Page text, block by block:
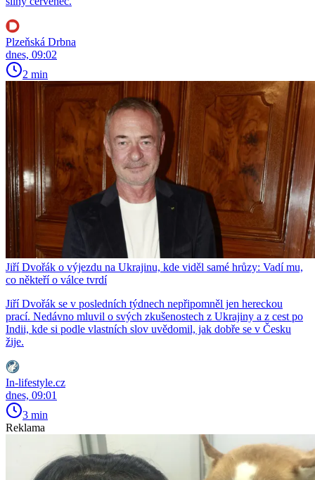
Plzeňská Drbna
dnes, 09:02
2 min
Jiří Dvořák o výjezdu na Ukrajinu, kde viděl samé hrůzy: Vadí mu,
co někteří o válce tvrdí
Jiří Dvořák se v posledních týdnech nepřipomněl jen hereckou
prací. Nedávno mluvil o svých zkušenostech z Ukrajiny a z cest po
Indii, kde si podle vlastních slov uvědomil, jak dobře se v Česku
žije.
In-lifestyle.cz
dnes, 09:01
3 min
Reklama